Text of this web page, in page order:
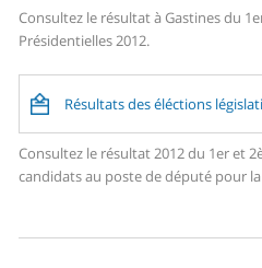
Consultez le résultat à Gastines du
Présidentielles 2012.
Résultats des éléctions
Consultez le résultat 2012 du 1er et
candidats au poste de député pour